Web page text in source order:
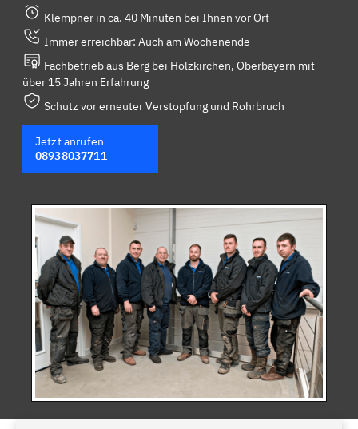
Klempner in ca. 40 Minuten bei Ihnen vor Ort
Immer erreichbar: Auch am Wochenende
Fachbetrieb aus Berg bei Holzkirchen, Oberbayern mit
über 15 Jahren Erfahrung
Schutz vor erneuter Verstopfung und Rohrbruch
Jetzt anrufen
08938037711